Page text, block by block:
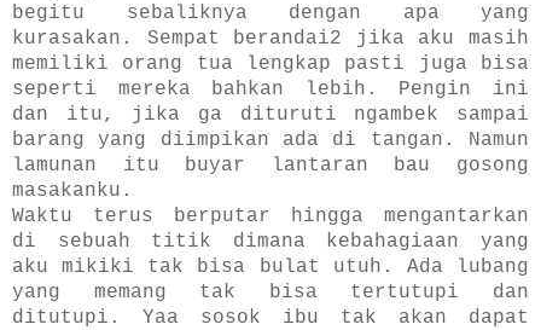
begitu sebaliknya dengan apa yang
kurasakan. Sempat berandai2 jika aku masih
memiliki orang tua lengkap pasti juga bisa
seperti mereka bahkan lebih. Pengin ini
dan itu, jika ga dituruti ngambek sampai
barang yang diimpikan ada di tangan. Namun
lamunan itu buyar lantaran bau gosong
masakanku.
Waktu terus berputar hingga mengantarkan
di sebuah titik dimana kebahagiaan yang
aku mikiki tak bisa bulat utuh. Ada lubang
yang memang tak bisa tertutupi dan
ditutupi. Yaa sosok ibu tak akan dapat